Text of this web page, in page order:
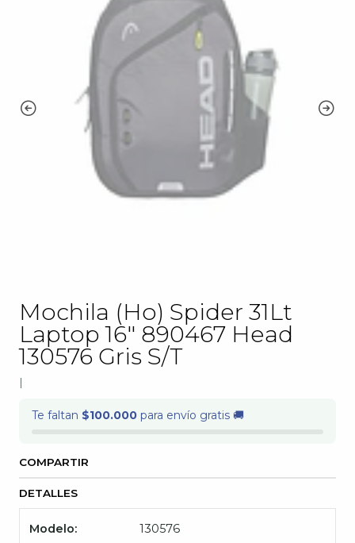
Mochila (Ho) Spider 31Lt
Laptop 16" 890467 Head
130576 Gris S/T
|
Te faltan $100.000 para envío gratis 🚚
COMPARTIR
DETALLES
Modelo: 130576